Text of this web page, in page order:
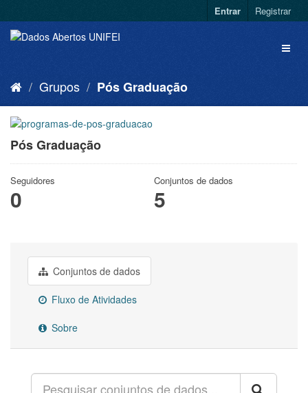
Entrar Registrar
Grupos Pós Graduação
Pós Graduação
Seguidores
0
Conjuntos de dados
5
Conjuntos de dados
Fluxo de Atividades
Sobre